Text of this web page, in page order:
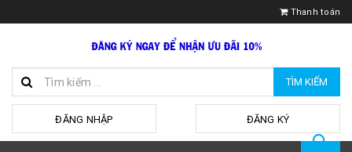
Thanh toán
TÌM KIẾM
ĐĂNG NHẬP ĐĂNG KÝ